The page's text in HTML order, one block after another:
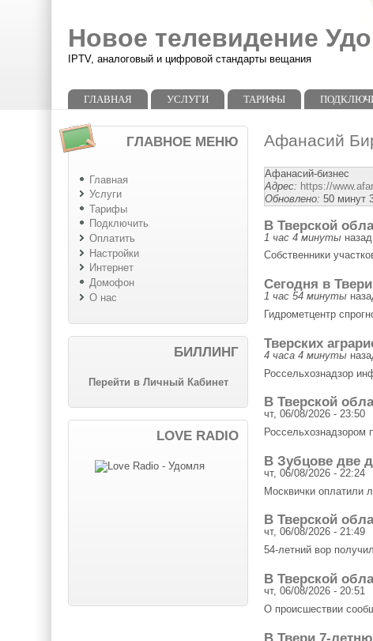
Новое телевидение
IPTV, аналоговый и цифровой стандарты вещания
Главное меню
ГЛАВНАЯ УСЛУГИ ТАРИФЫ
ГЛАВНОЕ МЕНЮ
Главная
Услуги
Тарифы
Подключить
Оплатить
Настройки
Интернет
Домофон
О нас
БИЛЛИНГ
Перейти в Личный Кабинет
LOVE RADIO
Афанасий
Афанасий-бизнес
Адрес: https://
Обновлено: 50 минут
В Тверской
1 час 4 минуты назад
Собственники
Сегодня в
1 час 54 минуты
Гидрометцентр
Тверских
4 часа 4 минуты
Россельхознадзор
В Тверской
чт, 06/08/2026 - 23:50
Россельхознадзором
В Зубцове две
чт, 06/08/2026 - 22:24
Москвички оплатили
В Тверской
чт, 06/08/2026 - 21:49
54-летний вор
В Тверской
чт, 06/08/2026 - 20:51
О происшествии
В Твери 7-